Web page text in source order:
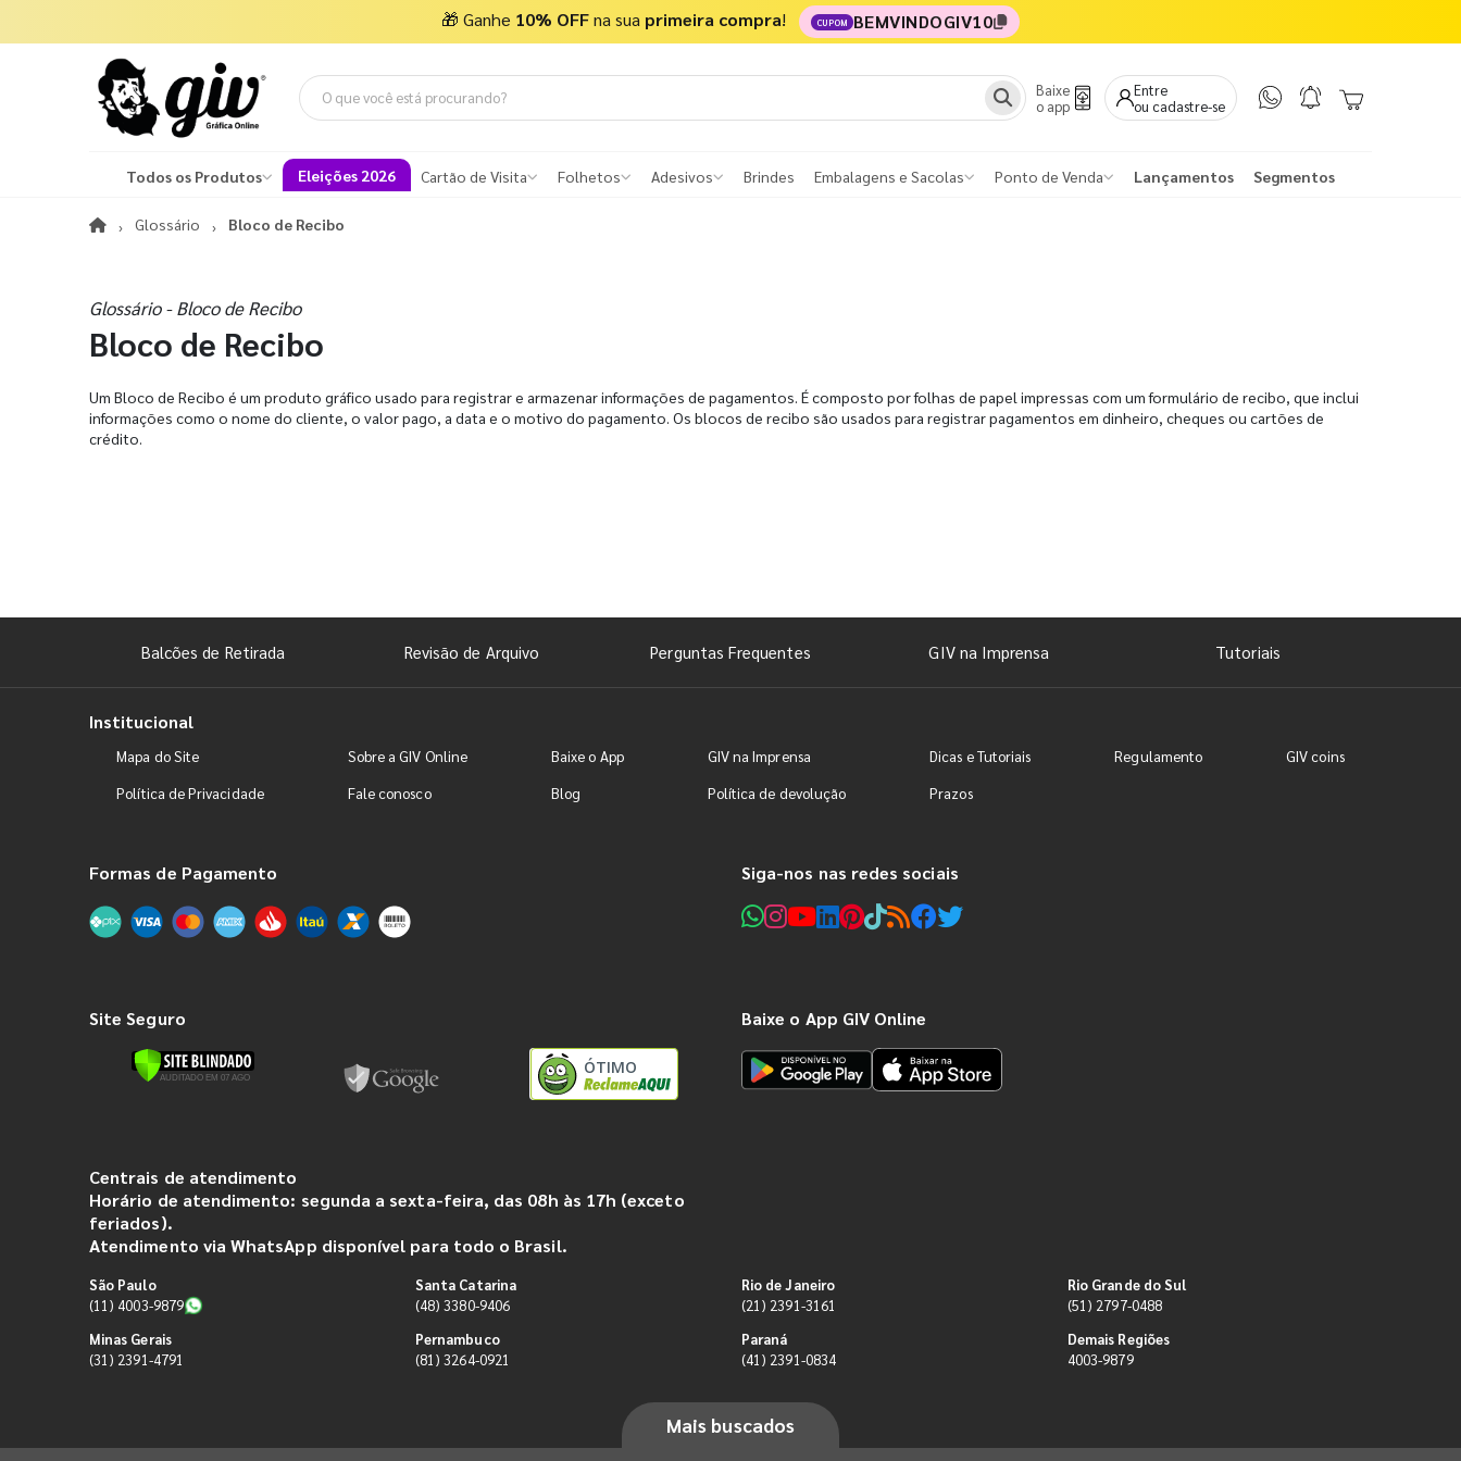
🎁 Ganhe 10% OFFna sua primeira compra! CUPOM BEMVINDOGIV10
Baixe
o app
Entre
ou cadastre-se
Todos os Produtos Eleições 2026 Cartão de Visita Folhetos Adesivos Brindes Embalagens e Sacolas Ponto de Venda Lançamentos Segmentos
Glossário Bloco de Recibo
Glossário - Bloco de Recibo
Bloco de Recibo
Um Bloco de Recibo é um produto gráfico usado para registrar e armazenar informações de pagamentos. É composto por folhas de papel impressas com um formulário de recibo, que inclui
informações como o nome do cliente, o valor pago, a data e o motivo do pagamento. Os blocos de recibo são usados para registrar pagamentos em dinheiro, cheques ou cartões de
crédito.
Balcões de Retirada Revisão de Arquivo Perguntas Frequentes GIV na Imprensa Tutoriais
Institucional
Mapa do Site Sobre a GIV Online Baixe o App GIV na Imprensa Dicas e Tutoriais Regulamento
GIV coins
Política de Privacidade
Fale conosco Blog Política de devolução Prazos
Formas de Pagamento Siga-nos nas redes sociais
Site Seguro
ÓTIMO
Baixe o App GIV Online
Centrais de atendimento
Horário de atendimento: segunda a sexta-feira, das 08h às 17h (exceto
feriados).
Atendimento via WhatsApp disponível para todo o Brasil.
São Paulo
(11) 4003-9879
Minas Gerais
(31) 2391-4791
Santa Catarina
(48) 3380-9406
Pernambuco
(81) 3264-0921
Rio de Janeiro
(21) 2391-3161
Paraná
(41) 2391-0834
Rio Grande do Sul
(51) 2797-0488
Demais Regiões
4003-9879
Mais buscados